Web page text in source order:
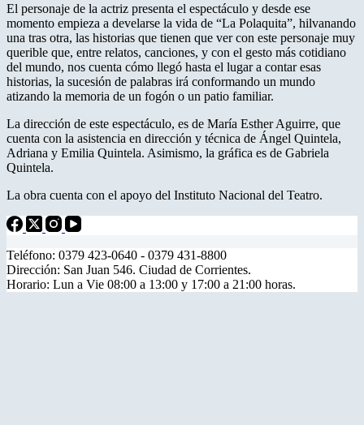
El personaje de la actriz presenta el espectáculo y desde ese
momento empieza a develarse la vida de “La Polaquita”, hilvanando
una tras otra, las historias que tienen que ver con este personaje muy
querible que, entre relatos, canciones, y con el gesto más cotidiano
del mundo, nos cuenta cómo llegó hasta el lugar a contar esas
historias, la sucesión de palabras irá conformando un mundo
atizando la memoria de un fogón o un patio familiar.
La dirección de este espectáculo, es de María Esther Aguirre, que
cuenta con la asistencia en dirección y técnica de Ángel Quintela,
Adriana y Emilia Quintela. Asimismo, la gráfica es de Gabriela
Quintela.
La obra cuenta con el apoyo del Instituto Nacional del Teatro.
Teléfono: 0379 423-0640 - 0379 431-8800
Dirección: San Juan 546. Ciudad de Corrientes.
Horario: Lun a Vie 08:00 a 13:00 y 17:00 a 21:00 horas.